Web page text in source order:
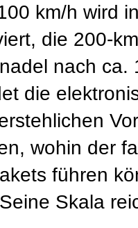
km/h wird
die 200-
nach ca.
die
wohin der
führen
Skala